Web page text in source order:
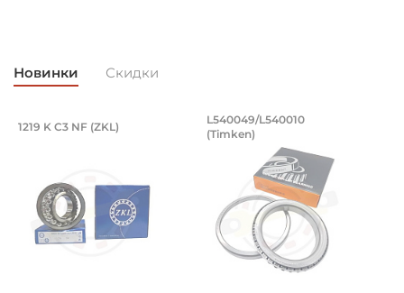
Тип посадочного отверстия на вал:
Способ фиксации на вал:
Стопорный винт
Новинки Скидки
Артикул 94871
8x50 мм, оцинкованный.
разводной 8x50 мм, оцинкованный.
Подшипник 95х170х32 мм, шариковый
Подшипник 95х170х32 мм, шариковый двухрядный,
1219 K C3 NF (ZKL) Подшипник
Подшипник
L540049/L540010
(Timken)